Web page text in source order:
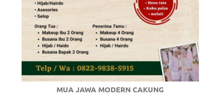
https://www.stockswatches.com
anchor
https://
check
MUA JAWA MODERN CAKUNG